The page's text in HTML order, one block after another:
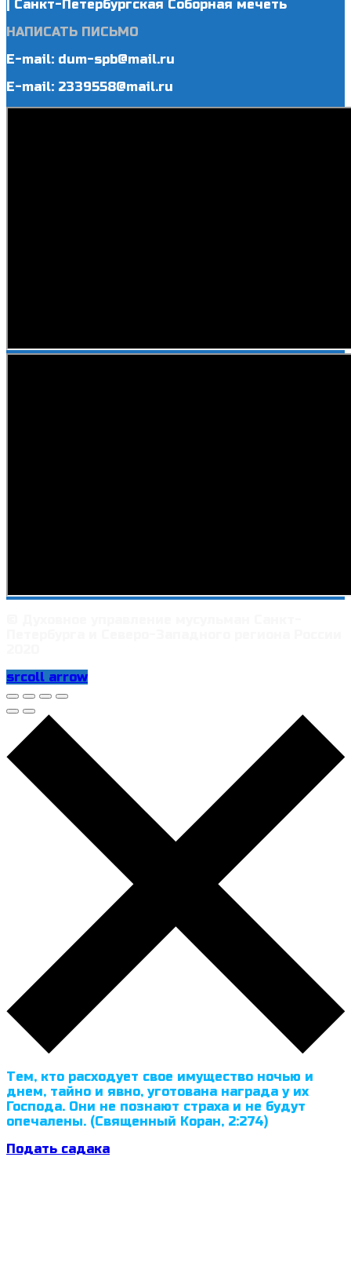
| Санкт-Петербургская Соборная мечеть
НАПИСАТЬ ПИСЬМО
E-mail: dum-spb@mail.ru
E-mail: 2339558@mail.ru
srcoll arrow
Тем, кто расходует свое имущество ночью и
днем, тайно и явно, уготована награда у их
Господа. Они не познают страха и не будут
опечалены. (Священный Коран, 2:274)
Подать садака